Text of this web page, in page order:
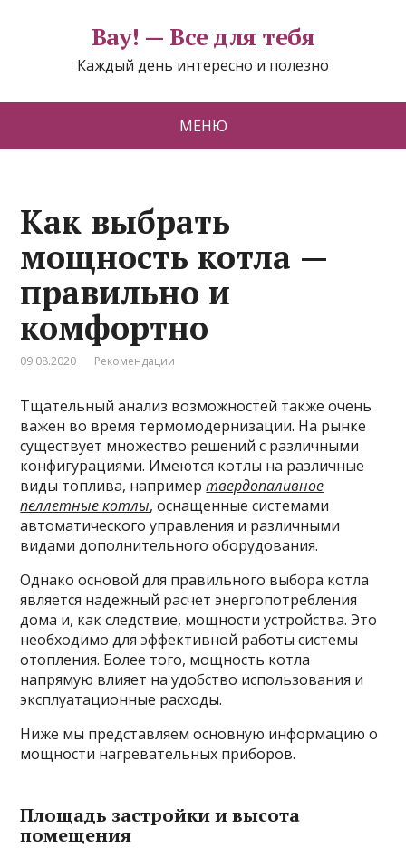
Вау! — Все для тебя
Каждый день интересно и полезно
МЕНЮ
Как выбрать
мощность котла —
правильно и
комфортно
09.08.2020 Рекомендации
Тщательный анализ возможностей также очень
важен во время термомодернизации. На рынке
существует множество решений с различными
конфигурациями. Имеются котлы на различные
виды топлива, напримертвердопаливное
пеллетные котлы, оснащенные системами
автоматического управления и различными
видами дополнительного оборудования.
Однако основой для правильного выбора котла
является надежный расчет энергопотребления
дома и, как следствие, мощности устройства. Это
необходимо для эффективной работы системы
отопления. Более того, мощность котла
напрямую влияет на удобство использования и
эксплуатационные расходы.
Ниже мы представляем основную информацию о
мощности нагревательных приборов.
Площадь застройки и высота
помещения